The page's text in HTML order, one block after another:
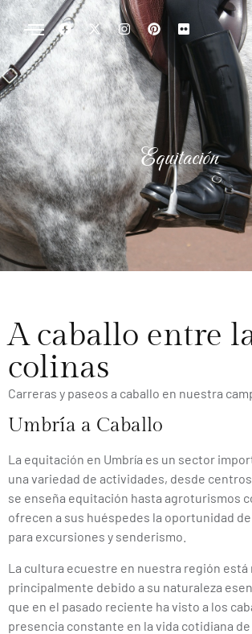
Equitación
A caballo entre
colinas
Carreras y paseos a caballo en nuestra
Umbría a Caballo
La equitación en Umbría es un sector
una variedad de actividades, desde
se enseña equitación hasta agroturismos
ofrecen a sus huéspedes la oportunidad
para excursiones y senderismo.
La cultura ecuestre en nuestra región está
principalmente debido a su naturaleza
que en el pasado reciente ha visto a los
presencia constante en la vida cotidiana